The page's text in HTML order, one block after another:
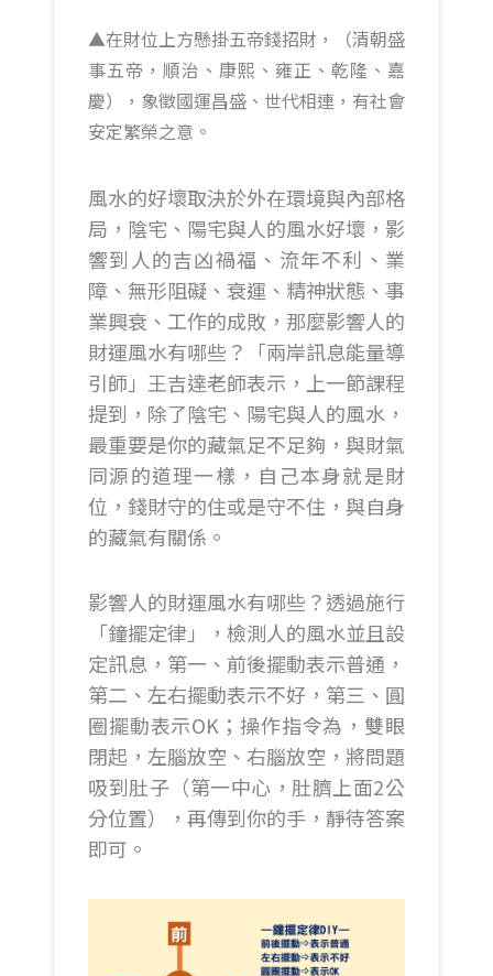
▲在財位上方懸掛五帝錢招財，（清朝盛
事五帝，順治、康熙、雍正、乾隆、嘉
慶），象徵國運昌盛、世代相連，有社會
安定繁榮之意。
風水的好壞取決於外在環境與內部格
局，陰宅、陽宅與人的風水好壞，影
響到人的吉凶禍福、流年不利、業
障、無形阻礙、衰運、精神狀態、事
業興衰、工作的成敗，那麼影響人的
財運風水有哪些？「兩岸訊息能量導
引師」王吉達老師表示，上一節課程
提到，除了陰宅、陽宅與人的風水，
最重要是你的藏氣足不足夠，與財氣
同源的道理一樣，自己本身就是財
位，錢財守的住或是守不住，與自身
的藏氣有關係。
影響人的財運風水有哪些？透過施行
「鐘擺定律」，檢測人的風水並且設
定訊息，第一、前後擺動表示普通，
第二、左右擺動表示不好，第三、圓
圈擺動表示OK；操作指令為，雙眼
閉起，左腦放空、右腦放空，將問題
吸到肚子（第一中心，肚臍上面2公
分位置），再傳到你的手，靜待答案
即可。